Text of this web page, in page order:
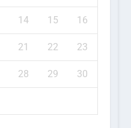
14 15 16
21 22 23
28 29 30